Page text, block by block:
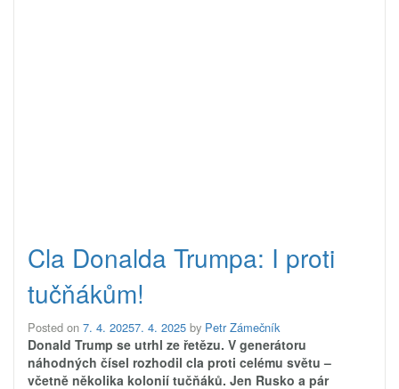
Cla Donalda Trumpa: I proti
tučňákům!
Posted on 7. 4. 20257. 4. 2025 by Petr Zámečník
Donald Trump se utrhl ze řetězu. V generátoru
náhodných čísel rozhodil cla proti celému světu –
včetně několika kolonií tučňáků. Jen Rusko a pár